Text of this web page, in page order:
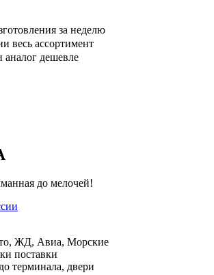
за неделю
весь ассортимент
дешевле
до мелочей!
ЖД, Авиа, Морские
поставки
терминала, двери